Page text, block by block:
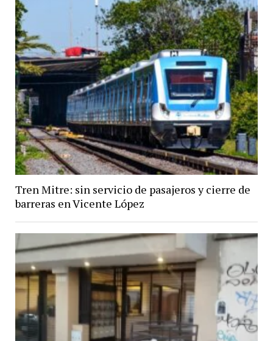
Tren Mitre: sin servicio de pasajeros y cierre de
barreras en Vicente López